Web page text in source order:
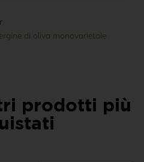
di oliva monovarietale
prodotti più